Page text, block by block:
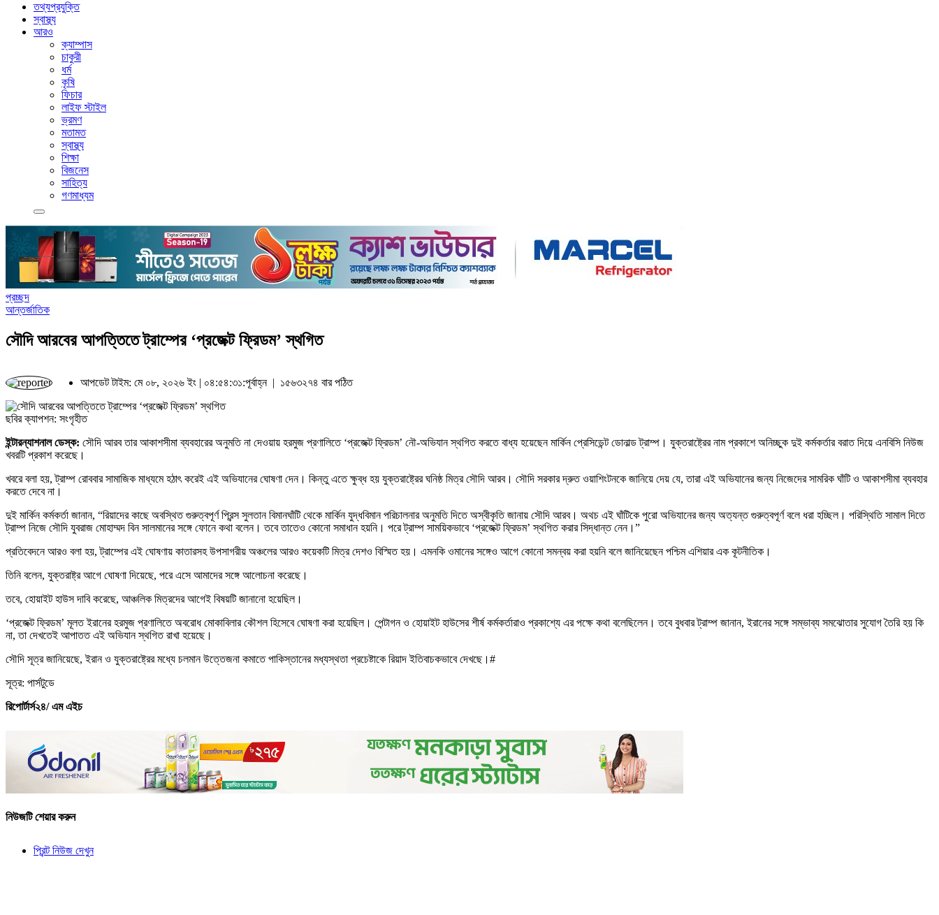
তথ্যপ্রযুক্তি
স্বাস্থ্য
আরও
ক্যাম্পাস
চাকুরী
ধর্ম
কৃষি
ফিচার
লাইফ স্টাইল
ভ্রমণ
মতামত
স্বাস্থ্য
শিক্ষা
বিজনেস
সাহিত্য
গণমাধ্যম
প্রচ্ছদ
আন্তর্জাতিক
সৌদি আরবের আপত্তিতে ট্রাম্পের ‘প্রজেক্ট ফ্রিডম’ স্থগিত
আপডেট টাইম: মে ০৮, ২০২৬ ইং | ০৪:৫৪:৩১:পূর্বাহ্ন | ১৫৬৩২৭৪ বার পঠিত
ছবির ক্যাপশন: সংগৃহীত
ইন্টারন্যাশনাল ডেস্ক: সৌদি আরব তার আকাশসীমা ব্যবহারের অনুমতি না দেওয়ায় হরমুজ প্রণালিতে ‘প্রজেক্ট ফ্রিডম’ নৌ-অভিযান স্থগিত করতে বাধ্য হয়েছেন মার্কিন প্রেসিডেন্ট ডোনাল্ড ট্রাম্প। যুক্তরাষ্ট্রের নাম প্রকাশে অনিচ্ছুক দুই কর্মকর্তার বরাত দিয়ে এনবিসি নিউজ
খবরটি প্রকাশ করেছে।
খবরে বলা হয়, ট্রাম্প রোববার সামাজিক মাধ্যমে হঠাৎ করেই এই অভিযানের ঘোষণা দেন। কিন্তু এতে ক্ষুব্ধ হয় যুক্তরাষ্ট্রের ঘনিষ্ঠ মিত্র সৌদি আরব। সৌদি সরকার দ্রুত ওয়াশিংটনকে জানিয়ে দেয় যে, তারা এই অভিযানের জন্য নিজেদের সামরিক ঘাঁটি ও আকাশসীমা ব্যবহার
করতে দেবে না।
দুই মার্কিন কর্মকর্তা জানান, “রিয়াদের কাছে অবস্থিত গুরুত্বপূর্ণ প্রিন্স সুলতান বিমানঘাঁটি থেকে মার্কিন যুদ্ধবিমান পরিচালনার অনুমতি দিতে অস্বীকৃতি জানায় সৌদি আরব। অথচ এই ঘাঁটিকে পুরো অভিযানের জন্য অত্যন্ত গুরুত্বপূর্ণ বলে ধরা হচ্ছিল। পরিস্থিতি সামাল দিতে
ট্রাম্প নিজে সৌদি যুবরাজ মোহাম্মদ বিন সালমানের সঙ্গে ফোনে কথা বলেন। তবে তাতেও কোনো সমাধান হয়নি। পরে ট্রাম্প সাময়িকভাবে ‘প্রজেক্ট ফ্রিডম’ স্থগিত করার সিদ্ধান্ত নেন।”
প্রতিবেদনে আরও বলা হয়, ট্রাম্পের এই ঘোষণায় কাতারসহ উপসাগরীয় অঞ্চলের আরও কয়েকটি মিত্র দেশও বিস্মিত হয়। এমনকি ওমানের সঙ্গেও আগে কোনো সমন্বয় করা হয়নি বলে জানিয়েছেন পশ্চিম এশিয়ার এক কূটনীতিক।
তিনি বলেন, যুক্তরাষ্ট্র আগে ঘোষণা দিয়েছে, পরে এসে আমাদের সঙ্গে আলোচনা করেছে।
তবে, হোয়াইট হাউস দাবি করেছে, আঞ্চলিক মিত্রদের আগেই বিষয়টি জানানো হয়েছিল।
‘প্রজেক্ট ফ্রিডম’ মূলত ইরানের হরমুজ প্রণালিতে অবরোধ মোকাবিলার কৌশল হিসেবে ঘোষণা করা হয়েছিল। পেন্টাগন ও হোয়াইট হাউসের শীর্ষ কর্মকর্তারাও প্রকাশ্যে এর পক্ষে কথা বলেছিলেন। তবে বুধবার ট্রাম্প জানান, ইরানের সঙ্গে সম্ভাব্য সমঝোতার সুযোগ তৈরি হয় কি
না, তা দেখতেই আপাতত এই অভিযান স্থগিত রাখা হয়েছে।
সৌদি সূত্র জানিয়েছে, ইরান ও যুক্তরাষ্ট্রের মধ্যে চলমান উত্তেজনা কমাতে পাকিস্তানের মধ্যস্থতা প্রচেষ্টাকে রিয়াদ ইতিবাচকভাবে দেখছে।#
সূত্র: পার্সটুডে
রিপোর্টার্স২৪/ এম এইচ
নিউজটি শেয়ার করুন
প্রিন্ট নিউজ দেখুন